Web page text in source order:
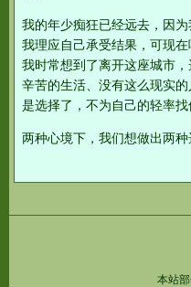
我的年少痴狂已经远去，因
我理应自己承受结果，可现
我时常想到了离开这座城市
辛苦的生活、没有这么现实
是选择了，不为自己的轻率
两种心境下，我们想做出两
本站